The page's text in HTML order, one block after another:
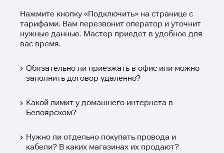
Нажмите кнопку «Подключить» на странице с
тарифами. Вам перезвонит оператор и уточнит
нужные данные. Мастер приедет в удобное для
вас время.
Обязательно ли приезжать в офис или можно
заполнить договор удаленно?
Какой лимит у домашнего интернета в
Белоярском?
Нужно ли отдельно покупать провода и
кабели? В каких магазинах их продают?